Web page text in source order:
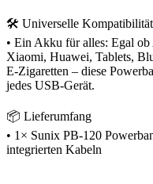
🛠️ Universelle Kompatibilität
• Ein Akku für alles: Egal
Xiaomi, Huawei, Tablets,
E-Zigaretten – diese
jedes USB-Gerät.
📦 Lieferumfang
• 1× Sunix PB-120
integrierten Kabeln